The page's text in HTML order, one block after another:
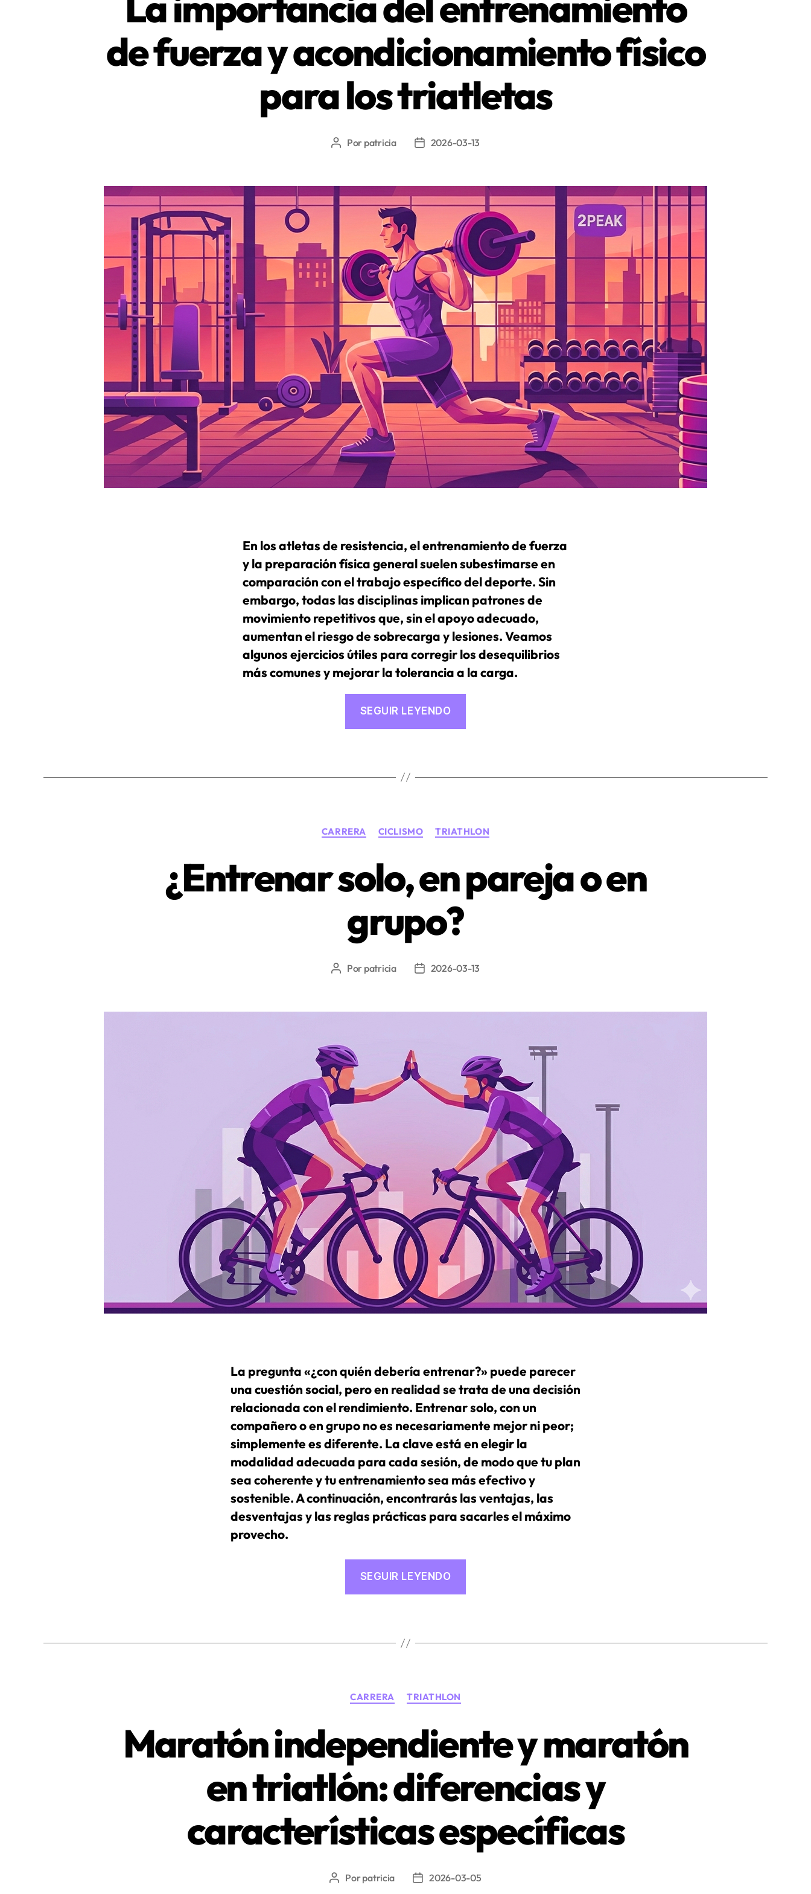
de fuerza y ​​acondicionamiento físico
para los triatletas
Autor
entrada
Por patricia
Fecha
entrada
2026-03-13
En los atletas de resistencia, el entrenamiento de fuerza
y ​​la preparación física general suelen subestimarse en
comparación con el trabajo específico del deporte. Sin
embargo, todas las disciplinas implican patrones de
movimiento repetitivos que, sin el apoyo adecuado,
aumentan el riesgo de sobrecarga y lesiones. Veamos
algunos ejercicios útiles para corregir los desequilibrios
más comunes y mejorar la tolerancia a la carga.
SEGUIR LEYENDO
de
​​
físico
para
Categorías
CARRERA CICLISMO TRIATHLON
¿Entrenar solo, en pareja o en
grupo?
Autor
entrada
Por patricia
Fecha
entrada
2026-03-13
La pregunta «¿con quién debería entrenar?» puede parecer
una cuestión social, pero en realidad se trata de una decisión
relacionada con el rendimiento. Entrenar solo, con un
compañero o en grupo no es necesariamente mejor ni peor;
simplemente es diferente. La clave está en elegir la
modalidad adecuada para cada sesión, de modo que tu plan
sea coherente y tu entrenamiento sea más efectivo y
sostenible. A continuación, encontrarás las ventajas, las
desventajas y las reglas prácticas para sacarles el máximo
provecho.
SEGUIR LEYENDO
o
Categorías
CARRERA TRIATHLON
Maratón independiente y maratón
en triatlón: diferencias y
características específicas
Autor
Porpatricia
Fecha2026-03-05